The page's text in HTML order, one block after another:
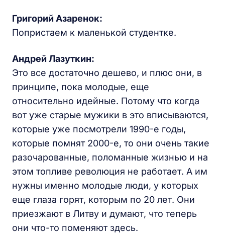
Григорий Азаренок:
Попристаем к маленькой студентке.
Андрей Лазуткин:
Это все достаточно дешево, и плюс они, в
принципе, пока молодые, еще
относительно идейные. Потому что когда
вот уже старые мужики в это вписываются,
которые уже посмотрели 1990-е годы,
которые помнят 2000-е, то они очень такие
разочарованные, поломанные жизнью и на
этом топливе революция не работает. А им
нужны именно молодые люди, у которых
еще глаза горят, которым по 20 лет. Они
приезжают в Литву и думают, что теперь
они что-то поменяют здесь.